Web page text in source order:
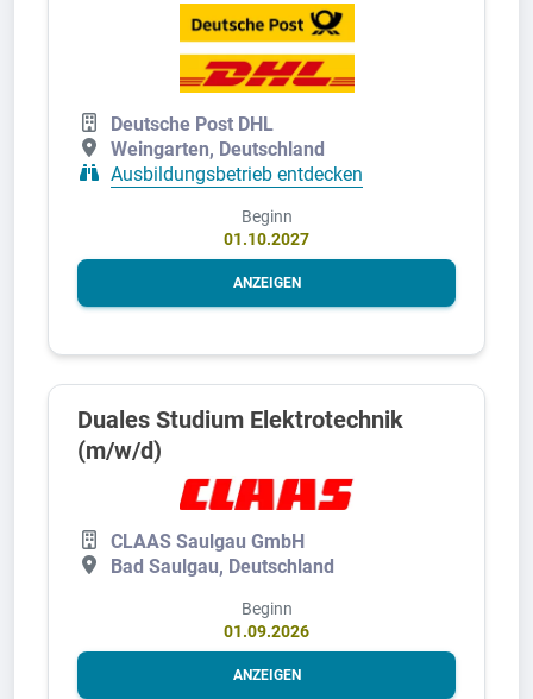
Deutsche Post DHL
Weingarten, Deutschland
Ausbildungsbetrieb entdecken
Beginn
01.10.2027
ANZEIGEN
Duales Studium Elektrotechnik
(m/w/d)
CLAAS Saulgau GmbH
Bad Saulgau, Deutschland
Beginn
01.09.2026
ANZEIGEN